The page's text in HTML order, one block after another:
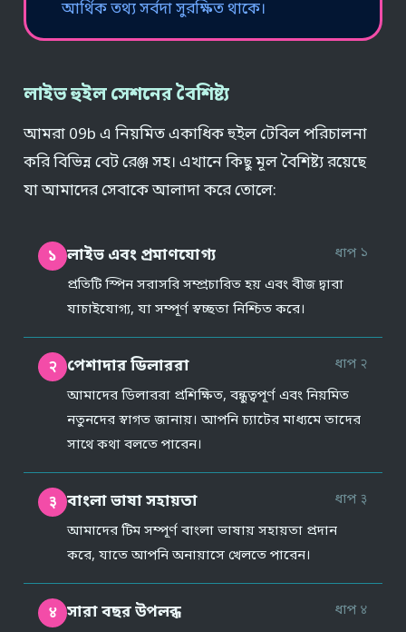
আর্থিক তথ্য সর্বদা সুরক্ষিত থাকে।
লাইভ হুইল সেশনের বৈশিষ্ট্য
আমরা 09b এ নিয়মিত একাধিক হুইল টেবিল পরিচালনা
করি বিভিন্ন বেট রেঞ্জ সহ। এখানে কিছু মূল বৈশিষ্ট্য রয়েছে
যা আমাদের সেবাকে আলাদা করে তোলে:
১ লাইভ এবং প্রমাণযোগ্য
ধাপ ১
প্রতিটি স্পিন সরাসরি সম্প্রচারিত হয় এবং বীজ দ্বারা
যাচাইযোগ্য, যা সম্পূর্ণ স্বচ্ছতা নিশ্চিত করে।
२ পেশাদার ডিলাররা
ধাপ २
আমাদের ডিলাররা প্রশিক্ষিত, বন্ধুত্বপূর্ণ এবং নিয়মিত
নতুনদের স্বাগত জানায়। আপনি চ্যাটের মাধ্যমে তাদের
সাথে কথা বলতে পারেন।
३ বাংলা ভাষা সহায়তা
ধাপ ३
আমাদের টিম সম্পূর্ণ বাংলা ভাষায় সহায়তা প্রদান
করে, যাতে আপনি অনায়াসে খেলতে পারেন।
४ সারা বছর উপলব্ধ
ধাপ ४